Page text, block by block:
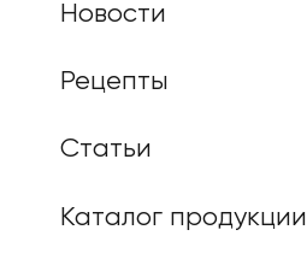
Новости
Рецепты
Статьи
Каталог продукции